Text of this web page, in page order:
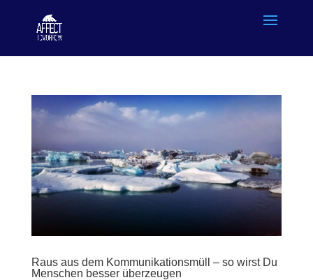
Raus aus dem Kommunikationsmüll – so wirst Du
Menschen besser überzeugen